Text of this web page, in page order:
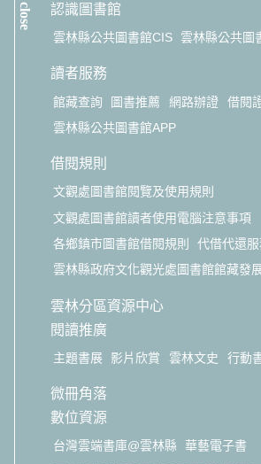
close 認識圖書館
雲林縣公共圖書館CIS 雲林縣公共圖
讀者服務
館藏查詢 圖書推薦 網路辦證
借閱
雲林縣公共圖書館APP
借閱規則
文觀處圖書館閱覽及使用規則
文觀處圖書館讀者使用電腦注意事項
各鄉鎮市圖書館借閱規則
代借代還
雲林縣政府文化觀光處圖書館館藏發
雲林分區資源中心
閱讀推廣
主題書展 影片欣賞 雲林文史 行動
微冊角落
數位資源
台灣雲端書庫@雲林縣
華藝電子書